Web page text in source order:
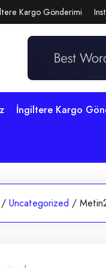
Kargo Gönderimi
İngiltere Kargo
/ Uncategorized /